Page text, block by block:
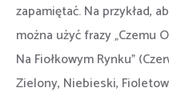
zapamiętać. Na przykład,
można użyć frazy „Czemu
Na Fiołkowym Rynku”
Zielony, Niebieski,